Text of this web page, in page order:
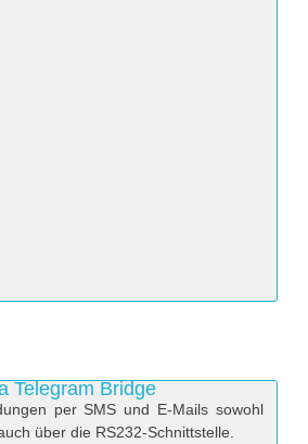
Telegram Bridge
per SMS und E-Mails sowohl
über die RS232-Schnittstelle.